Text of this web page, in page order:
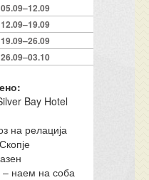
05.09–12.09
12.09–19.09
19.09–26.09
26.09–03.10
Bay Hotel
на релација
– наем на соба